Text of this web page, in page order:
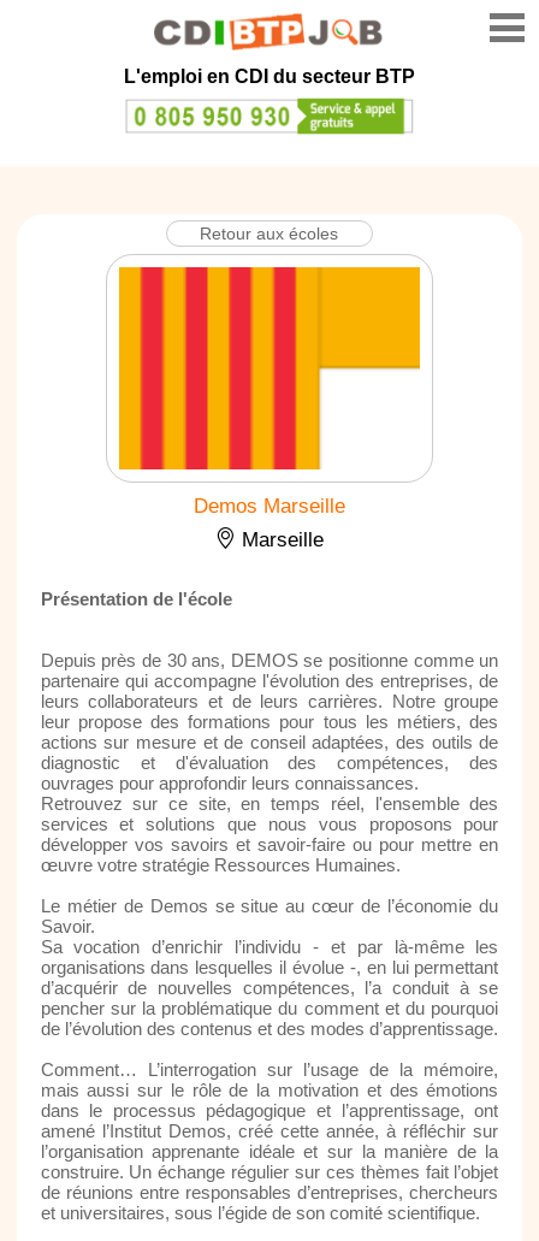
L'emploi en CDI du secteur BTP
Retour aux écoles
Demos Marseille
Marseille
Présentation de l'école
Depuis près de 30 ans, DEMOS se positionne comme un
partenaire qui accompagne l'évolution des entreprises, de
leurs collaborateurs et de leurs carrières. Notre groupe
leur propose des formations pour tous les métiers, des
actions sur mesure et de conseil adaptées, des outils de
diagnostic et d'évaluation des compétences, des
ouvrages pour approfondir leurs connaissances.
Retrouvez sur ce site, en temps réel, l'ensemble des
services et solutions que nous vous proposons pour
développer vos savoirs et savoir-faire ou pour mettre en
œuvre votre stratégie Ressources Humaines.
Le métier de Demos se situe au cœur de l’économie du
Savoir.
Sa vocation d’enrichir l’individu - et par là-même les
organisations dans lesquelles il évolue -, en lui permettant
d’acquérir de nouvelles compétences, l’a conduit à se
pencher sur la problématique du comment et du pourquoi
de l’évolution des contenus et des modes d’apprentissage.
Comment… L’interrogation sur l’usage de la mémoire,
mais aussi sur le rôle de la motivation et des émotions
dans le processus pédagogique et l’apprentissage, ont
amené l’Institut Demos, créé cette année, à réfléchir sur
l’organisation apprenante idéale et sur la manière de la
construire. Un échange régulier sur ces thèmes fait l’objet
de réunions entre responsables d’entreprises, chercheurs
et universitaires, sous l’égide de son comité scientifique.